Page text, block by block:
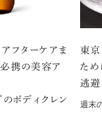
フターケアま
必携の美容ア
のボディクレン
東京
ため
逃
週末